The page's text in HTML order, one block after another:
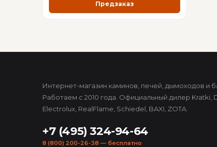
Предзаказ
Интернет-магазин каминов, печей, дымоходов и
Работаем с 2010 года. Официальный дилер Kratki,
Electrolux, RealFlame, Schiedel, BAXI, ZOTA.
+7 (495) 324-94-64
8 (800) 200-26-38 — бесплатно